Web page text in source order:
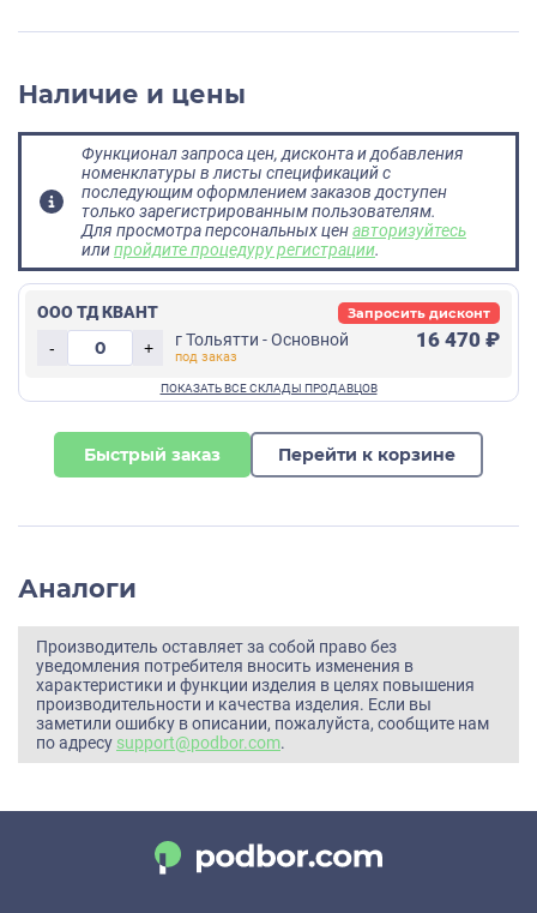
Наличие и цены
Функционал запроса цен, дисконта и добавления
номенклатуры в листы спецификаций с
последующим оформлением заказов доступен
только зарегистрированным пользователям.
Для просмотра персональных ценавторизуйтесь
илипройдите процедуру регистрации.
ООО ТД КВАНТ
-
+ г Тольятти - Основной 16 470 ₽
Запросить дисконт
Быстрый заказ Перейти к корзине
Аналоги
Производитель оставляет за собой право без
уведомления потребителя вносить изменения в
характеристики и функции изделия в целях повышения
производительности и качества изделия. Если вы
заметили ошибку в описании, пожалуйста, сообщите нам
по адресу support@podbor.com.